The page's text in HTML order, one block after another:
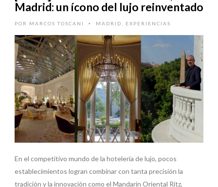
Madrid: un ícono del lujo reinventado
POR MARCOS TOSCANI • MADRID EXPERIENCIAS
En el competitivo mundo de la hotelería de lujo, pocos
establecimientos logran combinar con tanta precisión la
tradición y la innovación como el Mandarin Oriental Ritz,